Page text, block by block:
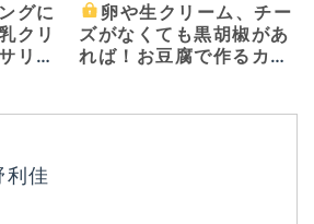
グに
クリ
リー
卵や生クリーム、チー
ズがなくても黒胡椒があ
れば！お豆腐で作るカル
利佳